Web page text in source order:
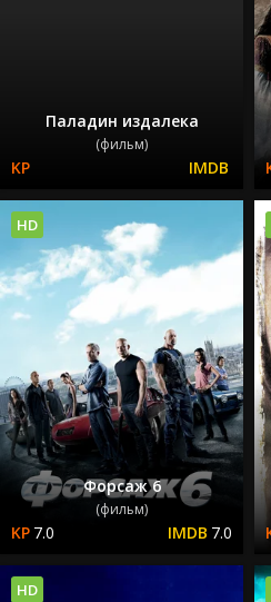
Паладин издалека
(фильм)
Форсаж 6
(фильм)
7.0 7.0
HD
HD